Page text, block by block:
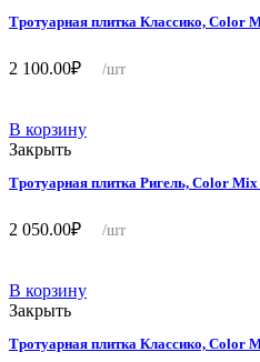
Тротуарная плитка Классико, Color
2 100.00₽ /шт
В корзину
Закрыть
Тротуарная плитка Ригель, Color
2 050.00₽ /шт
В корзину
Закрыть
Тротуарная плитка Классико, Color